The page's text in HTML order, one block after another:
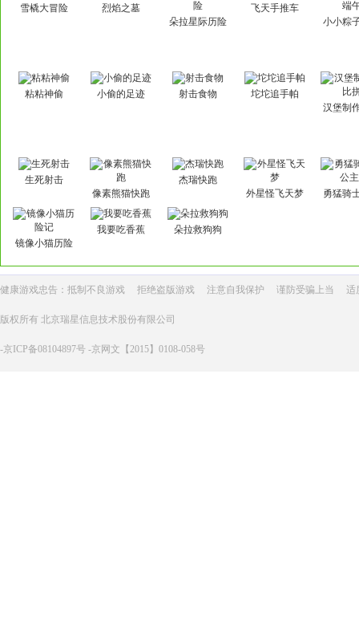
雪橇大冒险
烈焰之墓
朵拉星际历险
飞天手推车
小小粽
粘粘神偷 小偷的足迹 射击食物
坨坨追手帕
汉堡制
生死射击
像素熊猫快跑
杰瑞快跑
外星怪飞天梦
勇猛骑
镜像小猫历险
我要吃香蕉 朵拉救狗狗
健康游戏忠告：抵制不良游戏 拒绝盗版游戏 注意自我保护 谨防受骗上当 适
版权所有 北京瑞星信息技术股份有限公司
-京ICP备08104897号 -京网文【2015】0108-058号